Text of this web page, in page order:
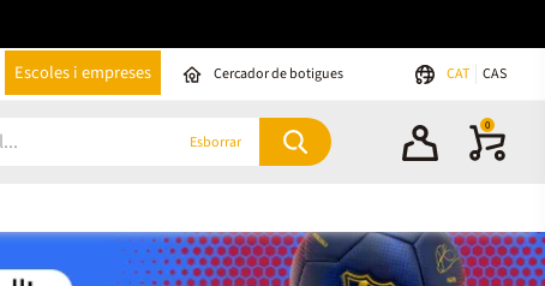
Escoles i empreses Cercador de botigues CAT CAS
Esborrar
0